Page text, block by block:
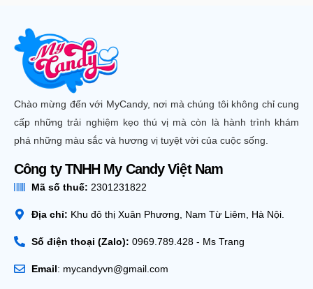
Chào mừng đến với MyCandy, nơi mà chúng tôi không chỉ cung
cấp những trải nghiệm kẹo thú vị mà còn là hành trình khám
phá những màu sắc và hương vị tuyệt vời của cuộc sống.
Công ty TNHH My Candy Việt Nam
Mã số thuế: 2301231822
Địa chỉ: Khu đô thị Xuân Phương, Nam Từ Liêm, Hà Nội.
Số điện thoại (Zalo): 0969.789.428 - Ms Trang
Email: mycandyvn@gmail.com